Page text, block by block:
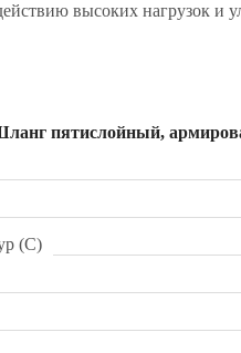
высоких нагрузок и
Шланг пятислойный,
(С)